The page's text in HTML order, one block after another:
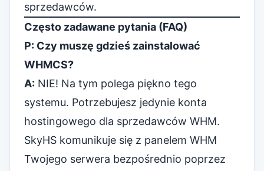
sprzedawców.
Często zadawane pytania (FAQ)
P: Czy muszę gdzieś zainstalować
WHMCS?
A: NIE! Na tym polega piękno tego
systemu. Potrzebujesz jedynie konta
hostingowego dla sprzedawców WHM.
SkyHS komunikuje się z panelem WHM
Twojego serwera bezpośrednio poprzez